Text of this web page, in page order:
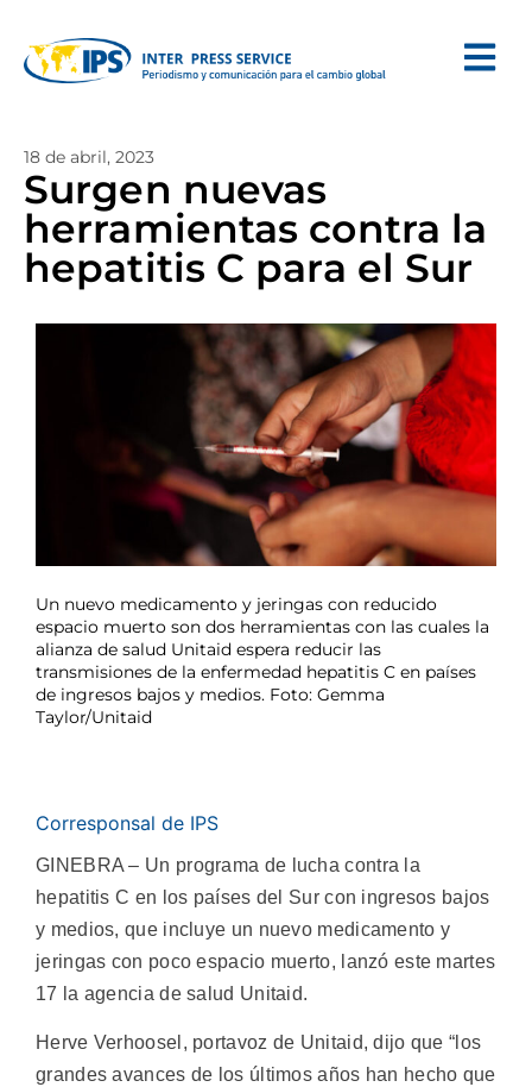
18 de abril, 2023
Surgen nuevas
herramientas contra la
hepatitis C para el Sur
Un nuevo medicamento y jeringas con reducido
espacio muerto son dos herramientas con las cuales la
alianza de salud Unitaid espera reducir las
transmisiones de la enfermedad hepatitis C en países
de ingresos bajos y medios. Foto: Gemma
Taylor/Unitaid
Corresponsal de IPS
GINEBRA – Un programa de lucha contra la
hepatitis C en los países del Sur con ingresos bajos
y medios, que incluye un nuevo medicamento y
jeringas con poco espacio muerto, lanzó este martes
17 la agencia de salud Unitaid.
Herve Verhoosel, portavoz de Unitaid, dijo que “los
grandes avances de los últimos años han hecho que